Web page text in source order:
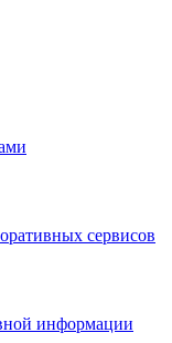
сервисов
информации